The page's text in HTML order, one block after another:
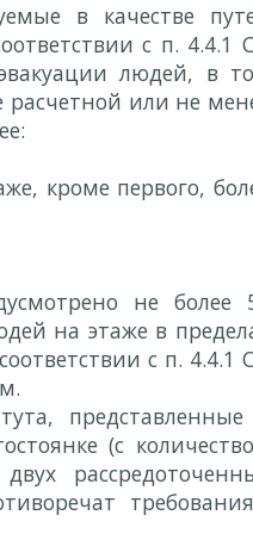
в качестве
с п. 4.4.1
людей, в
расчетной или не
кроме первого,
не более
на этаже в
с п. 4.4.1
(с